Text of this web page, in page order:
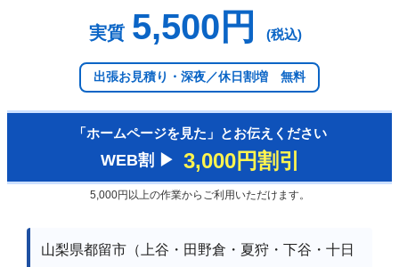
実質 5,500円 (税込)
出張お見積り・深夜／休日割増 無料
「ホームページを見た」とお伝えください
WEB割 ▶︎ 3,000円割引
5,000円以上の作業からご利用いただけます。
山梨県都留市（上谷・田野倉・夏狩・下谷・十日